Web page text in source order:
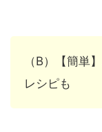
（B）【簡単】
レシピも